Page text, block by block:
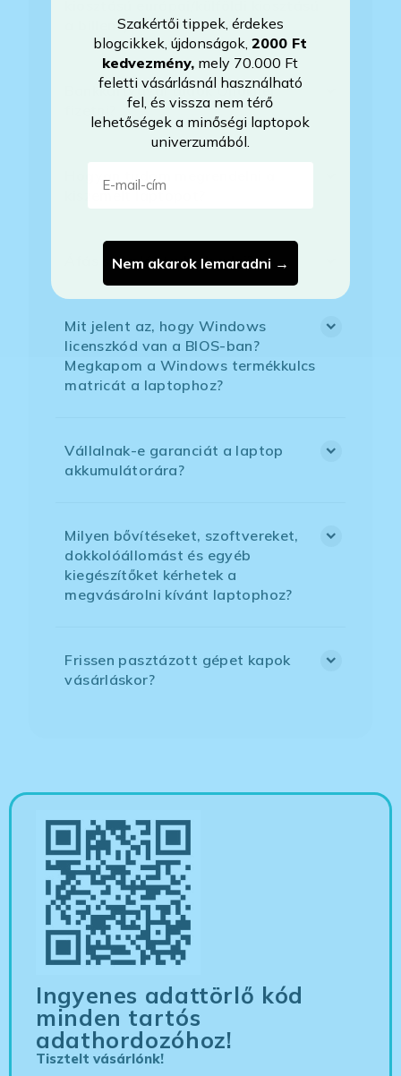
a billentyűzet?
Bankkártyával tudok Önöknél
Hogyan tudom megrendelni a
kiszemelt laptopot?
Áfás számlát tudnak adni?
Mit jelent az, hogy Windows
licenszkód van a BIOS-ban?
Megkapom a Windows termékkulcs
matricát a laptophoz?
Vállalnak-e garanciát a laptop
akkumulátorára?
Milyen bővítéseket, szoftvereket,
dokkolóállomást és egyéb
kiegészítőket kérhetek a
megvásárolni kívánt laptophoz?
Frissen pasztázott gépet kapok
vásárláskor?
Ingyenes adattörlő kód
minden tartós
adathordozóhoz!
Tisztelt vásárlónk!
Szakértői tippek, érdekes
blogcikkek, újdonságok,2000 Ft
kedvezmény, mely 70.000 Ft
feletti vásárlásnál használható
fel, és vissza nem térő
lehetőségek a minőségi laptopok
univerzumából.
Nem akarok lemaradni →